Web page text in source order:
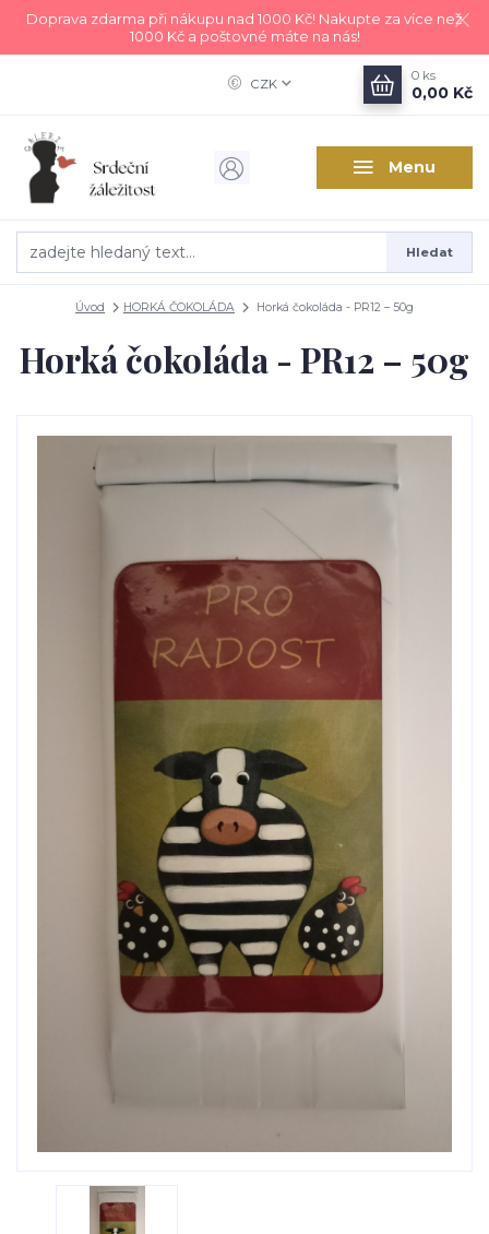
Doprava zdarma při nákupu nad 1000 Kč! Nakupte za více než
1000 Kč a poštovné máte na nás!
Menu
CZK
Hledat
0 ks
0,00 Kč
Úvod HORKÁ ČOKOLÁDA Horká čokoláda - PR12 – 50g
Horká čokoláda - PR12 – 50g